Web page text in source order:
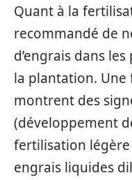
Quant à la
recommandé de
d’engrais dans
la plantation. Une
montrent des
(développement
fertilisation légère
engrais liquides